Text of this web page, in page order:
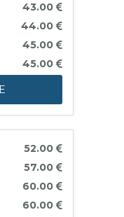
43.00
44.00
45.00
45.00
52.00
57.00
60.00
60.00